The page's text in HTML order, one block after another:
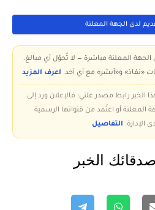
لدى الجهة المعلنة
الجهة المعلنة مباشرة — لا تُحوّل أي مبالغ،
«نفاذ» و«أبشر» مع أي أحد. اعرف المزيد
الخبر رابط مصدر علني؛ فالإعلان ورد إلى
المعلنة أو اعتُمد من قنواتها الرسمية
الإدارة. التفاصيل
الخبر